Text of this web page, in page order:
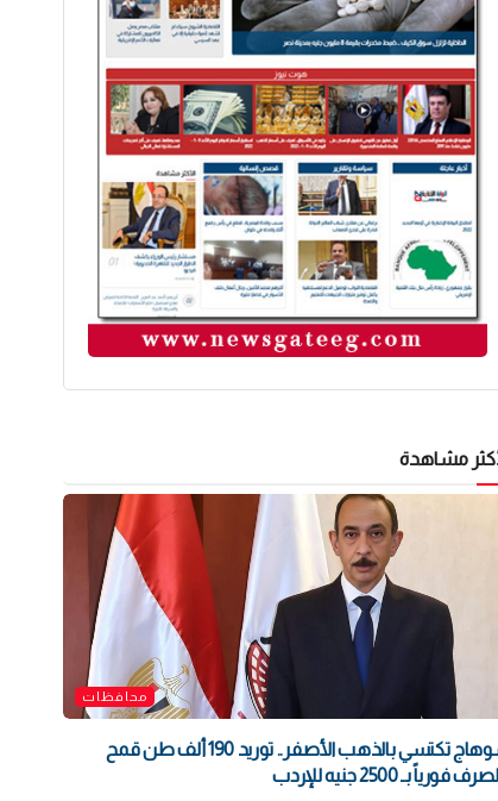
مشاهدة
محافظات
سوهاج تكتسي بالذهب الأصفر.. توريد 190 ألف طن قمح
فورياً بـ 2500 جنيه للإردب